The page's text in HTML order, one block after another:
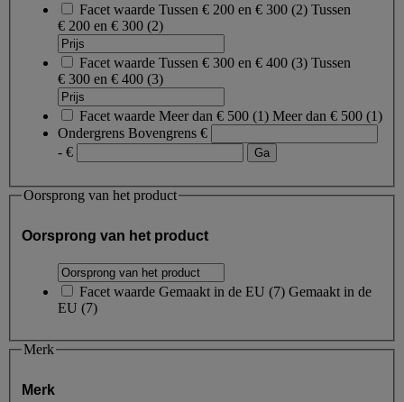
Facet waarde Tussen € 200 en € 300 (2) Tussen
€ 200 en € 300 (2)
Facet waarde Tussen € 300 en € 400 (3) Tussen
€ 300 en € 400 (3)
Facet waarde Meer dan € 500 (1) Meer dan € 500 (1)
Ondergrens Bovengrens €
- €
Oorsprong van het product
Oorsprong van het product
Facet waarde Gemaakt in de EU (7) Gemaakt in de
EU (7)
Merk
Merk